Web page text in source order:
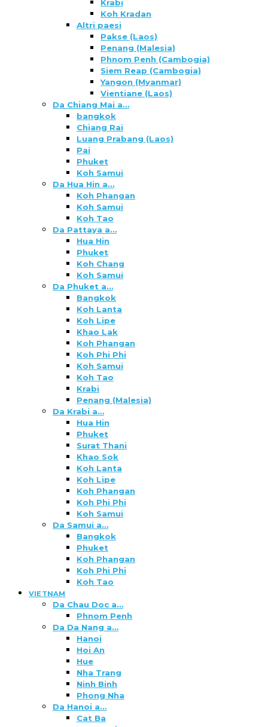
Krabi
Koh Kradan
Altri paesi
Pakse (Laos)
Penang (Malesia)
Phnom Penh (Cambogia)
Siem Reap (Cambogia)
Yangon (Myanmar)
Vientiane (Laos)
Da Chiang Mai a…
bangkok
Chiang Rai
Luang Prabang (Laos)
Pai
Phuket
Koh Samui
Da Hua Hin a…
Koh Phangan
Koh Samui
Koh Tao
Da Pattaya a…
Hua Hin
Phuket
Koh Chang
Koh Samui
Da Phuket a…
Bangkok
Koh Lanta
Koh Lipe
Khao Lak
Koh Phangan
Koh Phi Phi
Koh Samui
Koh Tao
Krabi
Penang (Malesia)
Da Krabi a…
Hua Hin
Phuket
Surat Thani
Khao Sok
Koh Lanta
Koh Lipe
Koh Phangan
Koh Phi Phi
Koh Samui
Da Samui a…
Bangkok
Phuket
Koh Phangan
Koh Phi Phi
Koh Tao
VIETNAM
Da Chau Doc a…
Phnom Penh
Da Da Nang a…
Hanoi
Hoi An
Hue
Nha Trang
Ninh Binh
Phong Nha
Da Hanoi a…
Cat Ba